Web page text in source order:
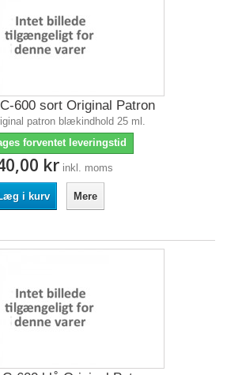
600 sort Original Patron
patron blækindhold 25 ml.
forventet leveringstid
kr inkl. moms
i kurv Mere